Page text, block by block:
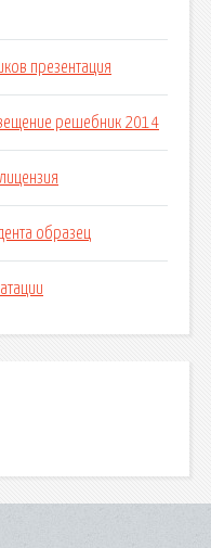
презентация
решебник 2014
образец